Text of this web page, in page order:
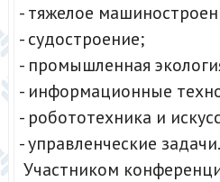
- тяжелое
- судостроение;
- промышленная
- информационные
- робототехника и
- управленческие задачи.
Участником